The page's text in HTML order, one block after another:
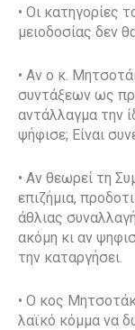
• Οι κατηγορίες
μειοδοσίας δεν
• Αν ο κ.
συντάξεων ως
αντάλλαγμα την
ψήφισε; Είναι
• Αν θεωρεί τη
επιζήμια,
άθλιας
ακόμη κι αν
την καταργήσει.
• Ο κος
λαϊκό κόμμα να